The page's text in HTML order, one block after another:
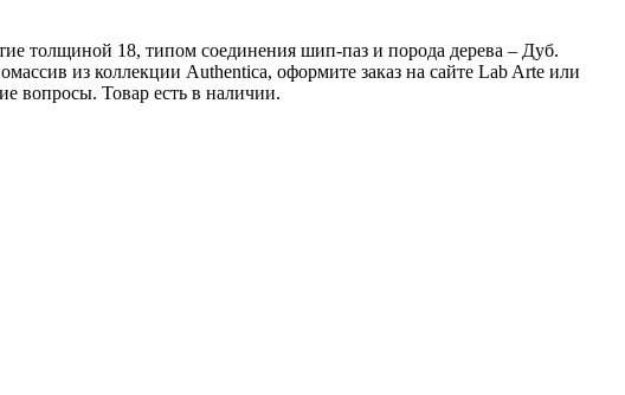
толщиной 18, типом соединения шип-паз и порода дерева – Дуб.
из коллекции Authentica, оформите заказ на сайте Lab Arte или
вопросы. Товар есть в наличии.